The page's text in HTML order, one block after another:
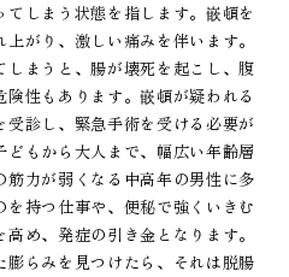
しまう状態を指します。嵌頓を
がり、激しい痛みを伴います。
しまうと、腸が壊死を起こし、腹
性もあります。嵌頓が疑われる
診し、緊急手術を受ける必要が
もから大人まで、幅広い年齢層
力が弱くなる中高年の男性に多
を持つ仕事や、便秘で強くいきむ
め、発症の引き金となります。
らみを見つけたら、それは脱腸